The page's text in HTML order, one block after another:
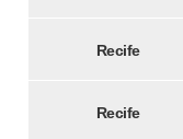
Recife
Recife